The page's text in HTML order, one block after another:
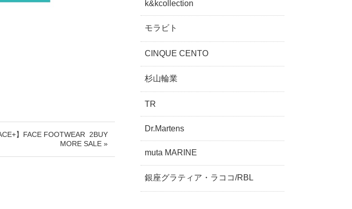
】FACE FOOTWEAR 2BUY
MORE SALE »
k&kcollection
モラビト
CINQUE CENTO
杉山輪業
TR
Dr.Martens
muta MARINE
銀座グラティア・ラココ/RBL